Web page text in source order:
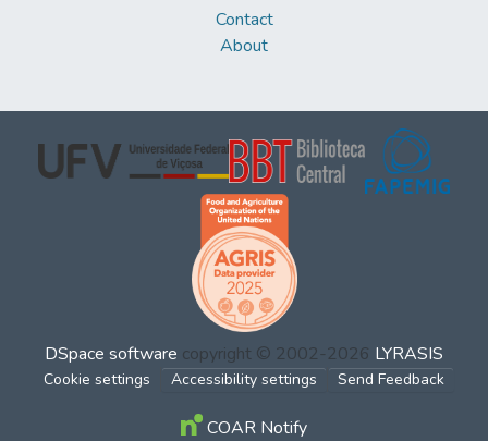
Contact
About
DSpace software copyright © 2002-2026 LYRASIS
Cookie settings Accessibility settings Send Feedback
COAR Notify